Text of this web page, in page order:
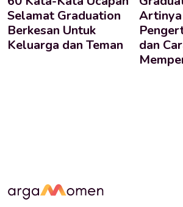
Selamat Graduation
Berkesan Untuk
Keluarga dan Teman
dan